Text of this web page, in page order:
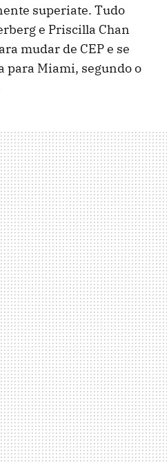
superiate. Tudo
e Priscilla Chan
mudar de CEP e se
Miami, segundo o